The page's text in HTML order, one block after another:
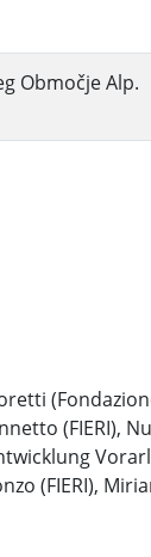
Območje Alp.
(FIERI),
(FIERI),